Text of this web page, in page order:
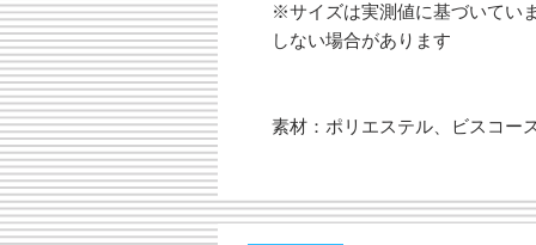
※サイズは実測値に基づいてい
しない場合があります
素材：ポリエステル、ビスコー